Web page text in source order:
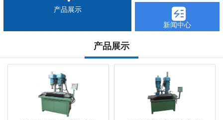
产品展示
新闻中心
产品展示